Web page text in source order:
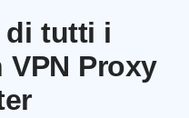
di tutti i
Proxy